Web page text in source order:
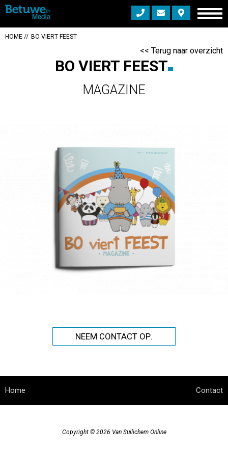
<< Terug naar overzicht
HOME BO VIERT FEEST
BO VIERT FEEST
MAGAZINE
NEEM CONTACT OP
Home Contact
Copyright © 2026 Van Suilichem Online